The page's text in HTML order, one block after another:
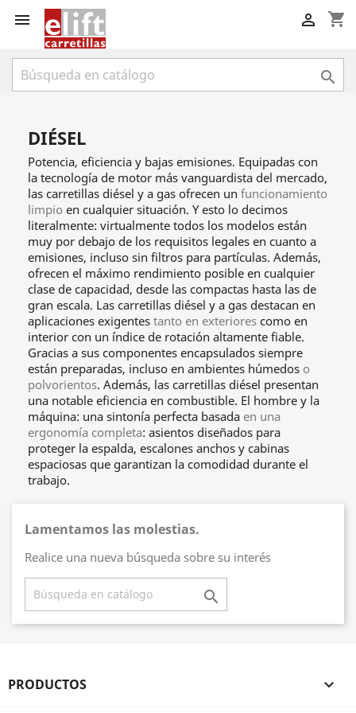
 shopping_cart


DIÉSEL
Potencia, eficiencia y bajas emisiones. Equipadas con
la tecnología de motor más vanguardista del mercado,
las carretillas diésel y a gas ofrecen un funcionamiento
limpio en cualquier situación. Y esto lo decimos
literalmente: virtualmente todos los modelos están
muy por debajo de los requisitos legales en cuanto a
emisiones, incluso sin filtros para partículas. Además,
ofrecen el máximo rendimiento posible en cualquier
clase de capacidad, desde las compactas hasta las de
gran escala. Las carretillas diésel y a gas destacan en
aplicaciones exigentes tanto en exteriores como en
interior con un índice de rotación altamente fiable.
Gracias a sus componentes encapsulados siempre
están preparadas, incluso en ambientes húmedos o
polvorientos. Además, las carretillas diésel presentan
una notable eficiencia en combustible. El hombre y la
máquina: una sintonía perfecta basada en una
ergonomía completa: asientos diseñados para
proteger la espalda, escalones anchos y cabinas
espaciosas que garantizan la comodidad durante el
trabajo.
Lamentamos las molestias.
Realice una nueva búsqueda sobre su interés

PRODUCTOS 